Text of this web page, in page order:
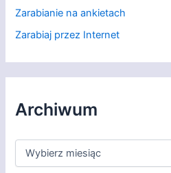
Zarabianie na ankietach
Zarabiaj przez Internet
Archiwum
A